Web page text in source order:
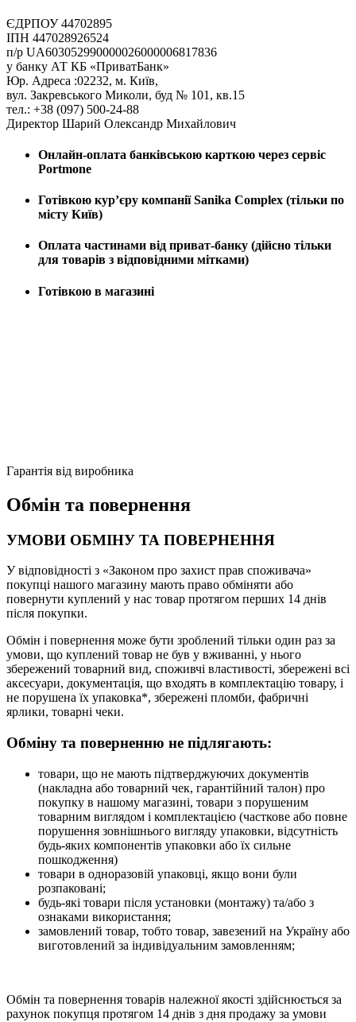
ЄДРПОУ 44702895
ІПН 447028926524
п/р UA603052990000026000006817836
у банку АТ КБ «ПриватБанк»
Юр. Адреса :02232, м. Київ,
вул. Закревського Миколи, буд № 101, кв.15
тел.: +38 (097) 500-24-88
Директор Шарий Олександр Михайлович
Онлайн-оплата банківською карткою через сервіс
Portmone
Готівкою кур’єру компаніїSanika Complex (тільки по
місту Київ)
Оплата частинами від приват-банку (дійсно тільки
для товарів з відповідними мітками)
Готівкою в магазині
Гарантія від виробника
Обмін та повернення
УМОВИ ОБМІНУ ТА ПОВЕРНЕННЯ
У відповідності з «Законом про захист прав споживача»
покупці нашого магазину мають право обміняти або
повернути куплений у нас товар протягом перших 14 днів
після покупки.
Обмін і повернення може бути зроблений тільки один раз за
умови, що куплений товар не був у вживанні, у нього
збережений товарний вид, споживчі властивості, збережені всі
аксесуари, документація, що входять в комплектацію товару, і
не порушена їх упаковка*, збережені пломби, фабричні
ярлики, товарні чеки.
Обміну та поверненню не підлягають:
товари, що не мають підтверджуючих документів
(накладна або товарний чек, гарантійний талон) про
покупку в нашому магазині, товари з порушеним
товарним виглядом і комплектацією (часткове або повне
порушення зовнішнього вигляду упаковки, відсутність
будь-яких компонентів упаковки або їх сильне
пошкодження)
товари в одноразовій упаковці, якщо вони були
розпаковані;
будь-які товари після установки (монтажу) та/або з
ознаками використання;
замовлений товар, тобто товар, завезений на Україну або
виготовлений за індивідуальним замовленням;
Обмін та повернення товарів належної якості здійснюється за
рахунок покупця протягом 14 днів з дня продажу за умови